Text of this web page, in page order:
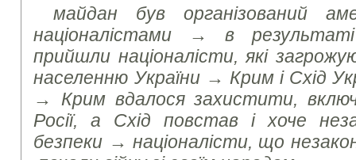
майдан був організований
націоналістами
→
в
прийшли націоналісти, які
населенню України → Крим і Схід
→
Крим вдалося захистити,
Росії, а Схід повстав і хоче
безпеки → націоналісти, що